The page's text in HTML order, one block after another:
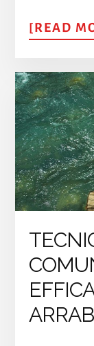
[READ